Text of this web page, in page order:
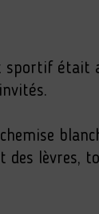
sportif était
des lèvres,